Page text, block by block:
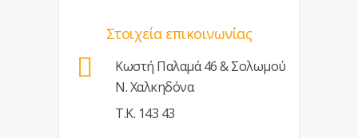
Στοιχεία επικοινωνίας
Κωστή Παλαμά 46 & Σολωμού
Ν. Χαλκηδόνα
Τ.Κ. 143 43